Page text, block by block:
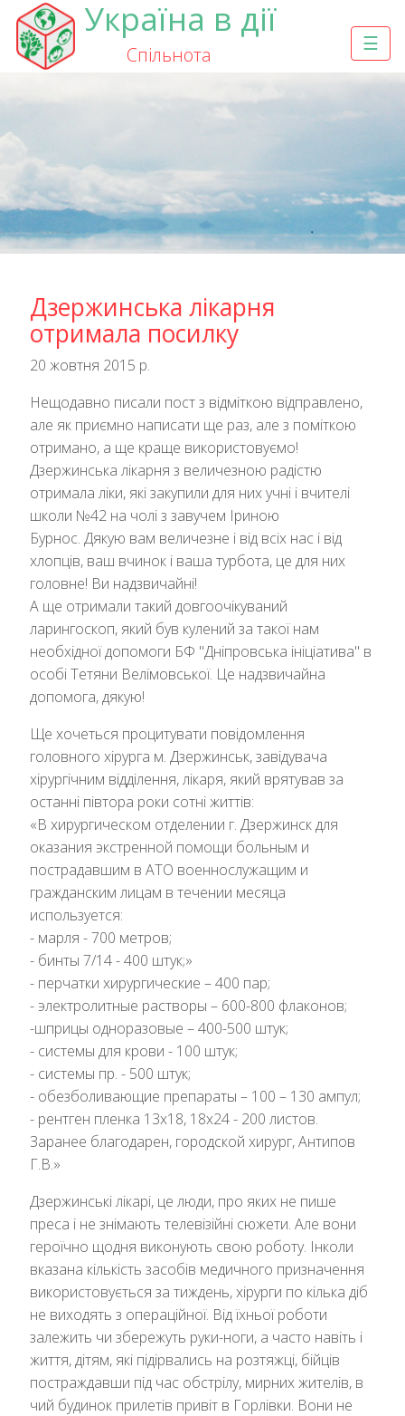
Україна в дії
Спільнота ☰
Дзержинська лікарня
отримала посилку
20 жовтня 2015 р.
Нещодавно писали пост з відміткою відправлено,
але як приємно написати ще раз, але з поміткою
отримано, а ще краще використовуємо!
Дзержинська лікарня з величезною радістю
отримала ліки, які закупили для них учні і вчителі
школи №42 на чолі з завучем Іриною
Бурнос. Дякую вам величезне і від всіх нас і від
хлопців, ваш вчинок і ваша турбота, це для них
головне! Ви надзвичайні!
А ще отримали такий довгоочікуваний
ларингоскоп, який був кулений за такої нам
необхідної допомоги БФ "Дніпровська ініціатива" в
особі Тетяни Велімовської. Це надзвичайна
допомога, дякую!
Ще хочеться процитувати повідомлення
головного хірурга м. Дзержинськ, завідувача
хірургічним відділення, лікаря, який врятував за
останні півтора роки сотні життів:
«В хирургическом отделении г. Дзержинск для
оказания экстренной помощи больным и
пострадавшим в АТО военнослужащим и
гражданским лицам в течении месяца
используется:
- марля - 700 метров;
- бинты 7/14 - 400 штук;»
- перчатки хирургические – 400 пар;
- электролитные растворы – 600-800 флаконов;
-шприцы одноразовые – 400-500 штук;
- системы для крови - 100 штук;
- системы пр. - 500 штук;
- обезболивающие препараты – 100 – 130 ампул;
- рентген пленка 13х18, 18х24 - 200 листов.
Заранее благодарен, городской хирург, Антипов
Г.В.»
Дзержинські лікарі, це люди, про яких не пише
преса і не знімають телевізійні сюжети. Але вони
героїчно щодня виконують свою роботу. Інколи
вказана кількість засобів медичного призначення
використовується за тиждень, хірурги по кілька діб
не виходять з операційної. Від їхньої роботи
залежить чи збережуть руки-ноги, а часто навіть і
життя, дітям, які підірвались на розтяжці, бійців
постраждавши під час обстрілу, мирних жителів, в
чий будинок прилетів привіт в Горлівки. Вони не